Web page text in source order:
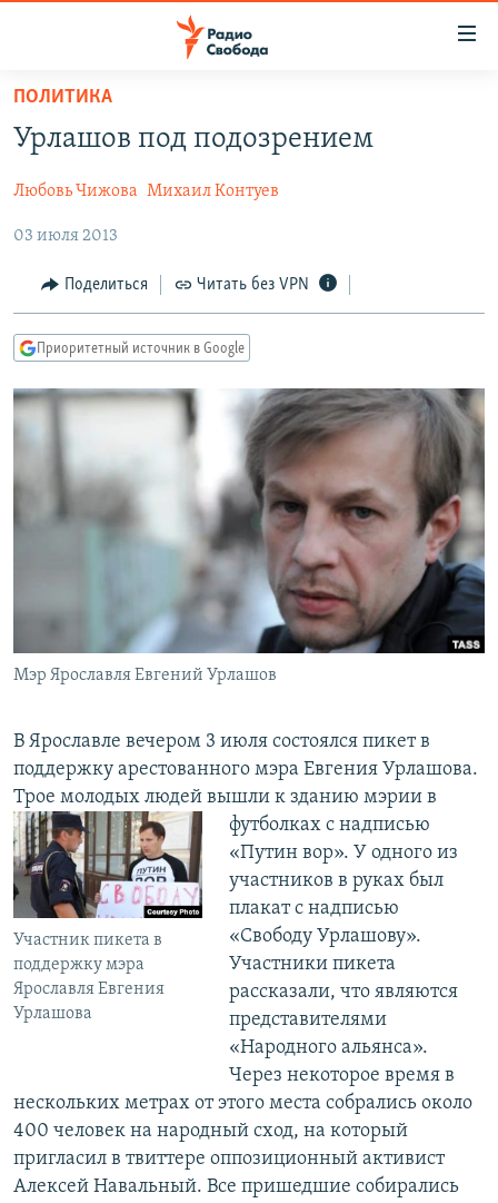
упрощенного
доступа
содержанию
Вернутся
главной
навигации
Вернутся
поиску
ПОДКАСТЫ
АВТОРСКИЕ ПРОЕКТЫ
ЦИТАТЫ СВОБОДЫ
МНЕНИЯ
КУЛЬТУРА
IDEL.РЕАЛИИ
КАВКАЗ.РЕАЛИИ
СЕВЕР.РЕАЛИИ
СИБИРЬ.РЕАЛИИ
РАСПИСАНИЕ ВЕЩАНИЯ
ПОДПИШИТЕСЬ НА РАССЫЛКУ
СОЦИАЛЬНЫЕ СЕТИ
Все сайты РСЕ/РС
ПОЛИТИКА
Урлашов под подозрением
Любовь Чижова Михаил Контуев
03 июля 2013
Поделиться Читать без VPN
Приоритетный источник в Google
Мэр Ярославля Евгений Урлашов
В Ярославле вечером 3 июля состоялся пикет в
поддержку арестованного мэра Евгения Урлашова.
Трое молодых людей вышли к зданию мэрии в
футболках с
Участник пикета в
поддержку мэра
Ярославля Евгения
Урлашова
надписью
«Путин вор». У одного из
участников в руках был
плакат с надписью
«Свободу Урлашову».
Участники пикета
рассказали, что являются
представителями
«Народного альянса».
Через некоторое время в
нескольких метрах от этого места собрались около
400 человек на народный сход, на который
пригласил в твиттере оппозиционный активист
Алексей Навальный. Все пришедшие собирались